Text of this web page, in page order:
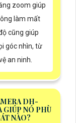
zoom giúp
làm mất
cũng giúp
góc nhìn, từ
an ninh.
DH-
GIÚP NÓ PHÙ
NÀO?